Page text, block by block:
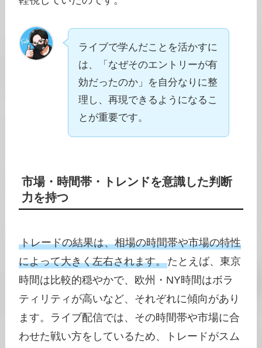
ライブで学んだことを活かすに
は、「なぜそのエントリーが有
効だったのか」を自分なりに整
理し、再現できるようになるこ
とが重要です。
市場・時間帯・トレンドを意識した判断
力を持つ
トレードの結果は、相場の時間帯や市場の特性
によって大きく左右されます。たとえば、東京
時間は比較的穏やかで、欧州・NY時間はボラ
ティリティが高いなど、それぞれに傾向があり
ます。ライブ配信では、その時間帯や市場に合
わせた戦い方をしているため、トレードがスム